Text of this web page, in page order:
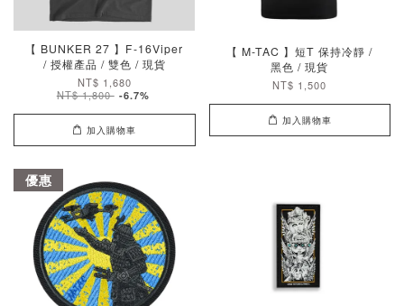
【 BUNKER 27 】F-16Viper
/ 授權產品 / 雙色 / 現貨
NT$ 1,680
NT$ 1,800 -6.7%
加入購物車
【 M-TAC 】短T 保持冷靜 /
黑色 / 現貨
NT$ 1,500
加入購物車
優惠